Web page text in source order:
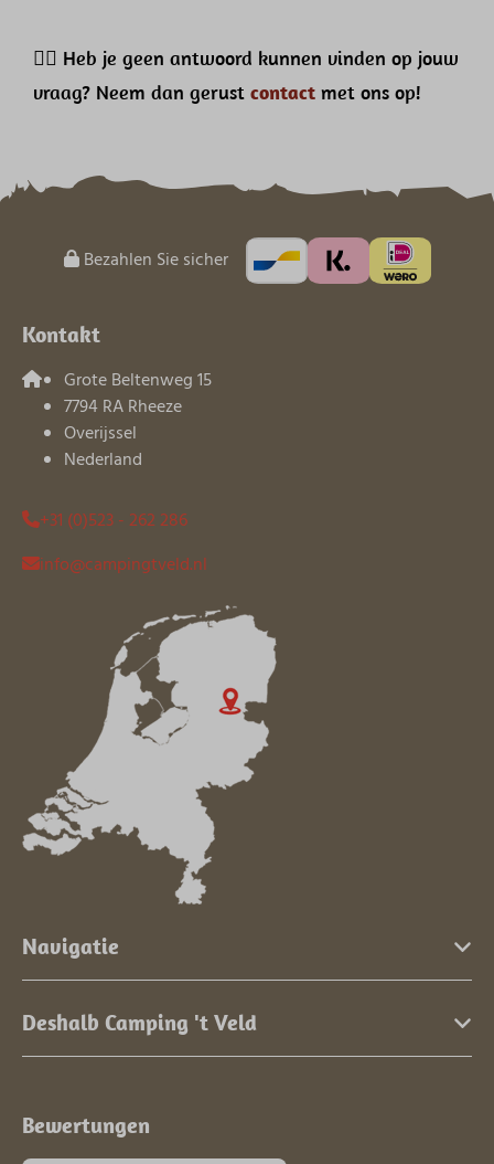
👉🏻 Heb je geen antwoord kunnen vinden op jouw
vraag? Neem dan gerustcontact met ons op!
Bezahlen Sie sicher
Kontakt
Grote Beltenweg 15
7794 RA Rheeze
Overijssel
Nederland
+31 (0)523 - 262 286
info@campingtveld.nl
Navigatie
Deshalb Camping 't Veld
Bewertungen